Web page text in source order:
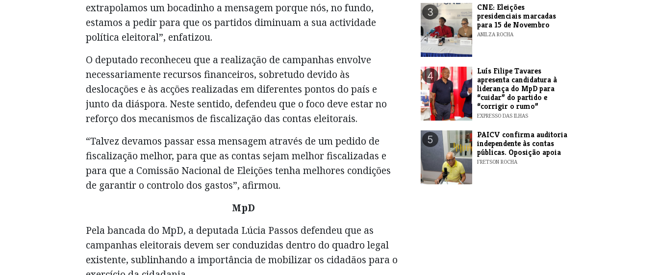
extrapolamos um bocadinho a mensagem porque nós, no fundo,
estamos a pedir para que os partidos diminuam a sua actividade
política eleitoral”, enfatizou.
O deputado reconheceu que a realização de campanhas envolve
necessariamente recursos financeiros, sobretudo devido às
deslocações e às acções realizadas em diferentes pontos do país e
junto da diáspora. Neste sentido, defendeu que o foco deve estar no
reforço dos mecanismos de fiscalização das contas eleitorais.
“Talvez devamos passar essa mensagem através de um pedido de
fiscalização melhor, para que as contas sejam melhor fiscalizadas e
para que a Comissão Nacional de Eleições tenha melhores condições
de garantir o controlo dos gastos”, afirmou.
MpD
Pela bancada do MpD, a deputada Lúcia Passos defendeu que as
campanhas eleitorais devem ser conduzidas dentro do quadro legal
existente, sublinhando a importância de mobilizar os cidadãos para o
3
CNE: Eleições
presidenciais marcadas
para 15 de Novembro
ANILZA ROCHA
4
Luís Filipe Tavares
apresenta candidatura à
liderança do MpD para
“cuidar” do partido e
“corrigir o rumo”
EXPRESSO DAS ILHAS
5
​PAICV confirma auditoria
independente às contas
públicas. Oposição apoia
FRETSON ROCHA